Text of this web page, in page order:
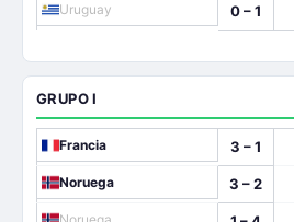
Uruguay
0 – 1
GRUPO I
Francia 3 – 1
Noruega
3 – 2